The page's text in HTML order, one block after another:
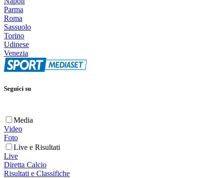
Parma
Roma
Sassuolo
Torino
Udinese
Venezia
Seguici su
Media
Video
Foto
Live e Risultati
Live
Diretta Calcio
Risultati e Classifiche